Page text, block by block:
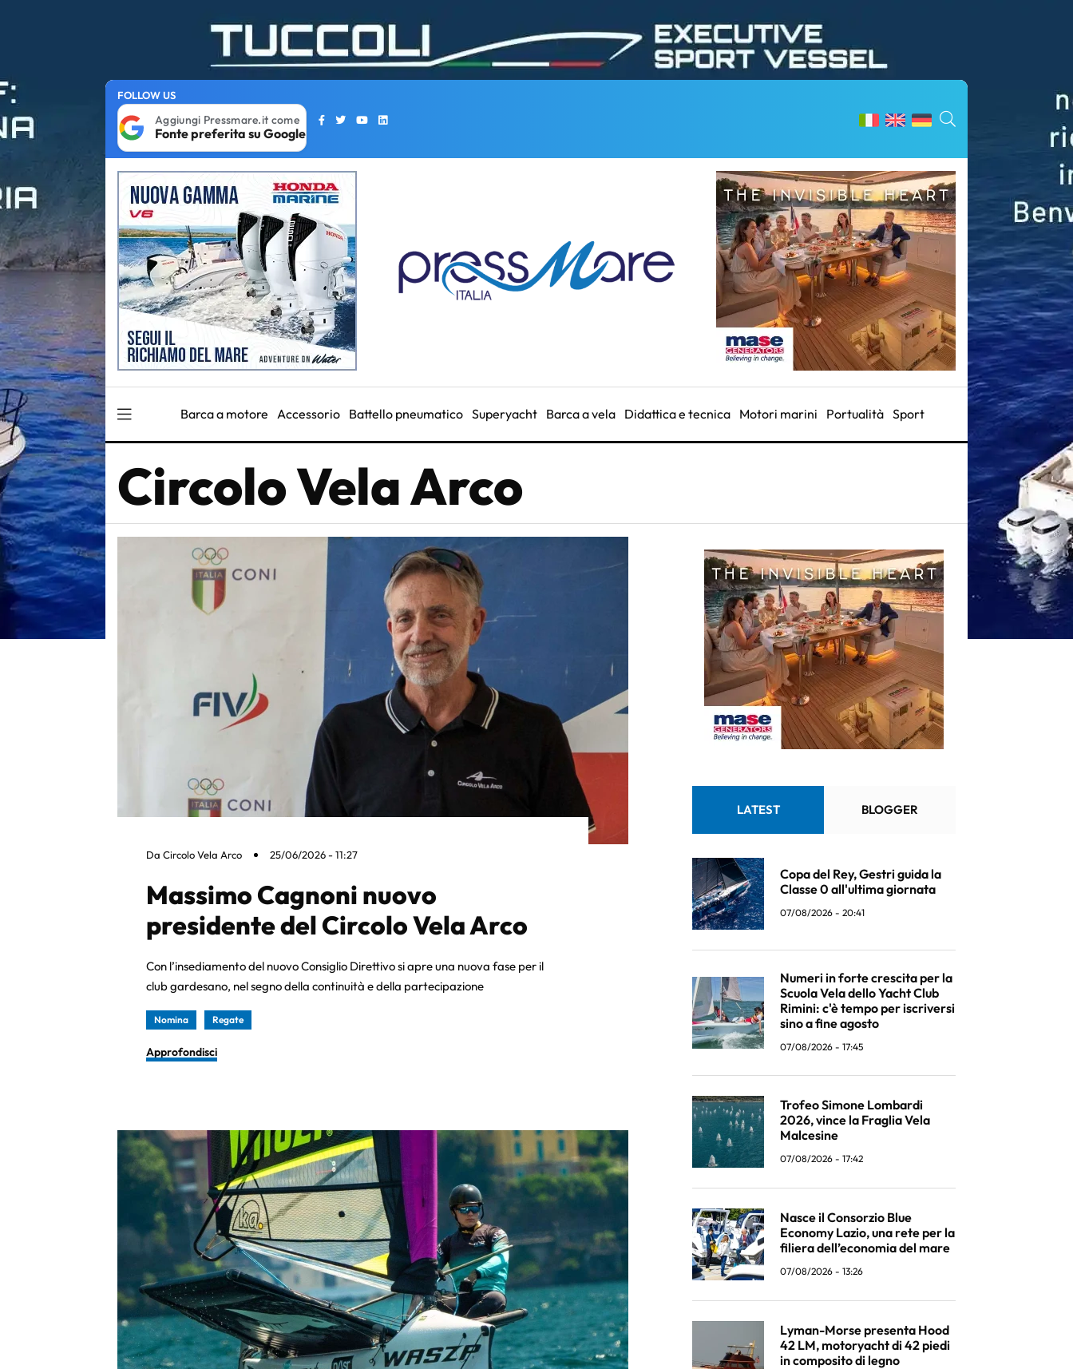
FOLLOW US
Aggiungi Pressmare.it come
Fonte preferita su Google
Barca a motore Accessorio Battello pneumatico Superyacht Barca a vela Didattica e tecnica Motori marini Portualità Sport
Circolo Vela Arco
Da Circolo Vela Arco 25/06/2026 - 11:27
Massimo Cagnoni nuovo
presidente del Circolo Vela Arco
Con l’insediamento del nuovo Consiglio Direttivo si apre una nuova fase per il
club gardesano, nel segno della continuità e della partecipazione
Nomina Regate
Approfondisci
LATEST BLOGGER
Copa del Rey, Gestri guida la
Classe 0 all'ultima giornata
07/08/2026 - 20:41
Numeri in forte crescita per la
Scuola Vela dello Yacht Club
Rimini: c'è tempo per iscriversi
sino a fine agosto
07/08/2026 - 17:45
Trofeo Simone Lombardi
2026, vince la Fraglia Vela
Malcesine
07/08/2026 - 17:42
Nasce il Consorzio Blue
Economy Lazio, una rete per la
filiera dell’economia del mare
07/08/2026 - 13:26
Lyman-Morse presenta Hood
42 LM, motoryacht di 42 piedi
in composito di legno